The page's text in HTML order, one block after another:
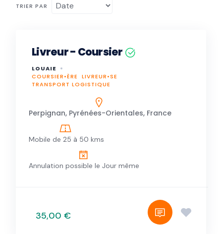
TRIER PAR
Livreur - Coursier
LOUAIE
COURSIER•ÈRE
LIVREUR•SE
TRANSPORT LOGISTIQUE
Perpignan, Pyrénées-Orientales, France
Mobile de 25 à 50 kms
Annulation possible le Jour même
35,00 €